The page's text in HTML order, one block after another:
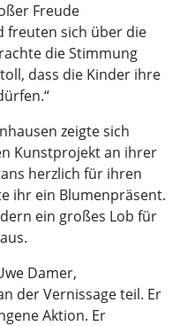
Freude
freuten sich über die
die Stimmung
dass die Kinder ihre
zeigte sich
Kunstprojekt an ihrer
herzlich für ihren
ihr ein Blumenpräsent.
ein großes Lob für
Damer,
der Vernissage teil. Er
Aktion. Er